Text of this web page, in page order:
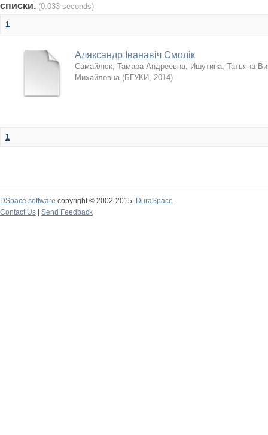
списки. (0.033 seconds)
1
Аляксандр Іванавіч Смолік
Самайлюк, Тамара Андреевна; Ишутина, Татьяна
Михайловна (БГУКИ, 2014)
1
DSpace software copyright © 2002-2015
DuraSpace
Contact Us
Send Feedback